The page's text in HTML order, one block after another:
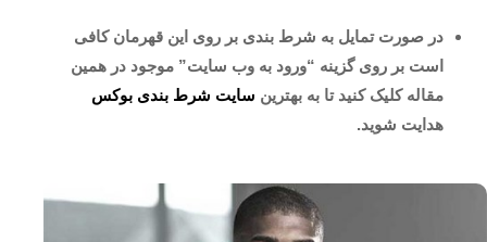
در صورت تمایل به شرط بندی بر روی این قهرمان کافی
است بر روی گزینه “ورود به وب سایت” موجود در همین
مقاله کلیک کنید تا به بهترین سایت شرط بندی بوکس
هدایت شوید.